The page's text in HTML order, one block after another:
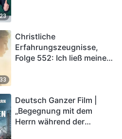
Christliche
Erfahrungszeugnisse,
Folge 552: Ich ließ meine
Deutsch Ganzer Film |
„Begegnung mit dem
Herrn während der